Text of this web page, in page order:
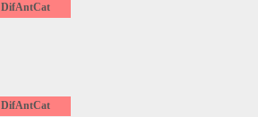
DifAntCat
DifAntCat